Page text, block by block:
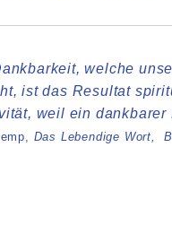
welche
ist das Resultat
weil ein dankbarer
Das Lebendige Wort,